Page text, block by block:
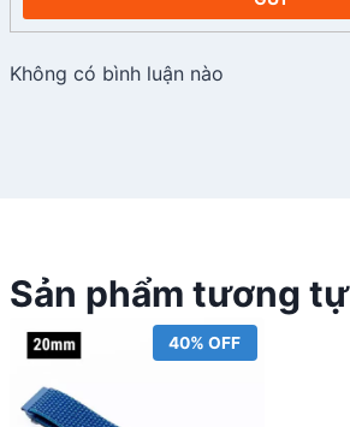
Không có bình luận nào
Sản phẩm tương tự
40% OFF